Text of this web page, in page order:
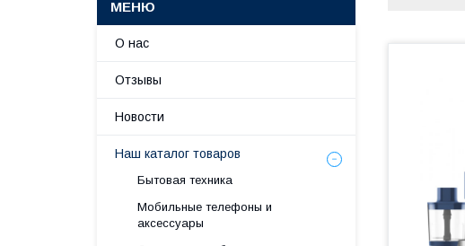
О нас
Отзывы
Новости
Наш каталог товаров
Бытовая техника
Мобильные телефоны и
аксессуары